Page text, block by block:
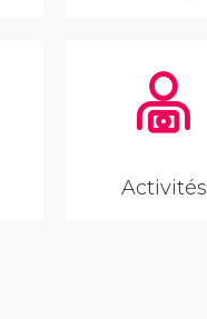
Activités